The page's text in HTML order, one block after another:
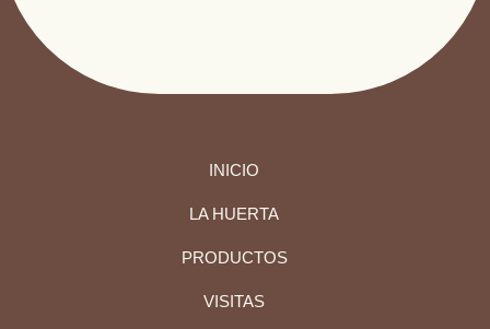
INICIO
LA HUERTA
PRODUCTOS
VISITAS